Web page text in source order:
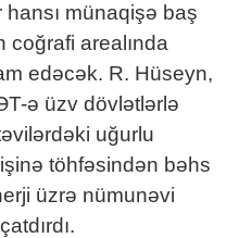
münaqişə baş
arealında
edəcək. R. Hüseyn,
ə üzv dövlətlərlə
uğurlu
işinə töhfəsindən bəhs
üzrə nümunəvi